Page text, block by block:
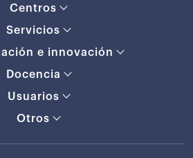
Centros
Servicios
e innovación
Docencia
Usuarios
Otros